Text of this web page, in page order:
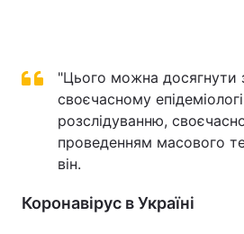
"Цього можна досягнути
своєчасному
розслідуванню,
проведенням масового
він.
Коронавірус в Україні